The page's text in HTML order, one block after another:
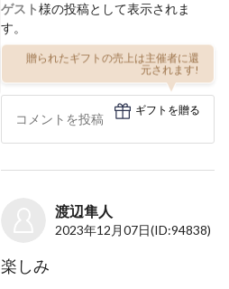
ゲスト様の投稿として表示されま
す。
贈られたギフトの売上は主催者に還
元されます!
ギフトを贈る
渡辺隼人
2023年12月07日(ID:94838)
楽しみ